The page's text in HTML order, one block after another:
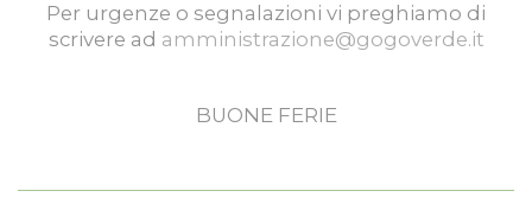
Per urgenze o segnalazioni vi preghiamo di
scrivere ad amministrazione@gogoverde.it
BUONE FERIE